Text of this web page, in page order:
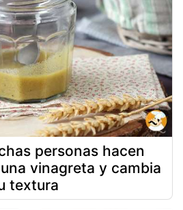
personas hacen
vinagreta y cambia
textura